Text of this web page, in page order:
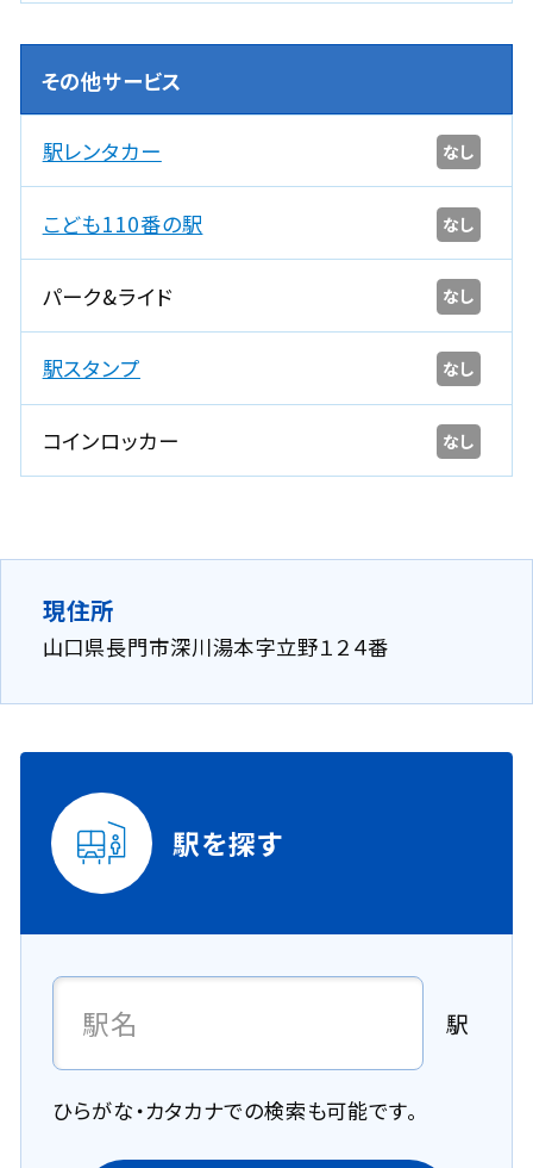
その他サービス
駅レンタカー なし
こども110番の駅 なし
パーク&ライド なし
駅スタンプ なし
コインロッカー なし
現住所
山口県長門市深川湯本字立野１２４番
駅を探す
駅
ひらがな・カタカナでの検索も可能です。